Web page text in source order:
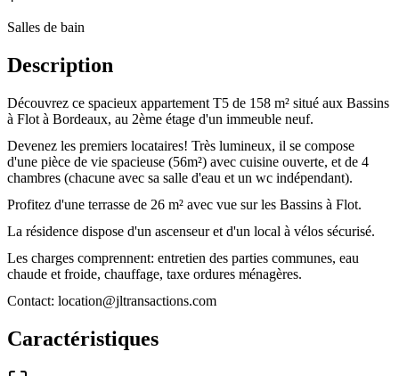
Salles de bain
Description
Découvrez ce spacieux appartement T5 de 158 m² situé aux Bassins
à Flot à Bordeaux, au 2ème étage d'un immeuble neuf.
Devenez les premiers locataires! Très lumineux, il se compose
d'une pièce de vie spacieuse (56m²) avec cuisine ouverte, et de 4
chambres (chacune avec sa salle d'eau et un wc indépendant).
Profitez d'une terrasse de 26 m² avec vue sur les Bassins à Flot.
La résidence dispose d'un ascenseur et d'un local à vélos sécurisé.
Les charges comprennent: entretien des parties communes, eau
chaude et froide, chauffage, taxe ordures ménagères.
Contact: location@jltransactions.com
Caractéristiques